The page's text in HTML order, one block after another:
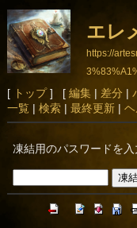
エレ
https://
[ トップ] [ 編集| 差分 |
一覧 | 検索| 最終更新|
凍結用のパスワードを入